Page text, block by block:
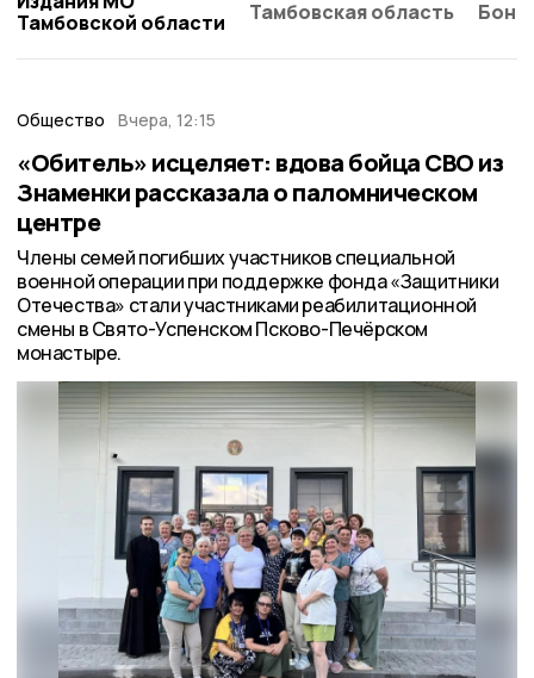
Тамбовской области
Тамбовская область
Общество Вчера, 12:15
«Обитель» исцеляет: вдова бойца СВО из
Знаменки рассказала о паломническом
центре
Члены семей погибших участников специальной
военной операции при поддержке фонда «Защитники
Отечества» стали участниками реабилитационной
смены в Свято-Успенском Псково-Печёрском
монастыре.